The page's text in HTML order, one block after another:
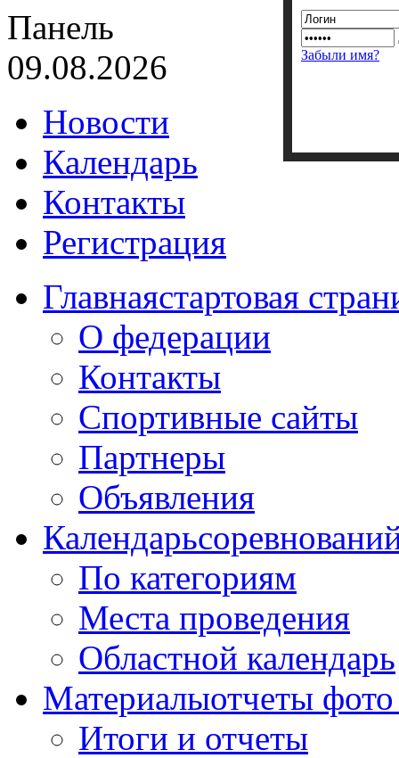
Забыли имя?
Панель
09.08.2026
Новости
Календарь
Контакты
Регистрация
Главнаястартовая
О федерации
Контакты
Спортивные сайты
Партнеры
Объявления
Календарь
По категориям
Места проведения
Областной календарь
Материалыотчеты
Итоги и отчеты